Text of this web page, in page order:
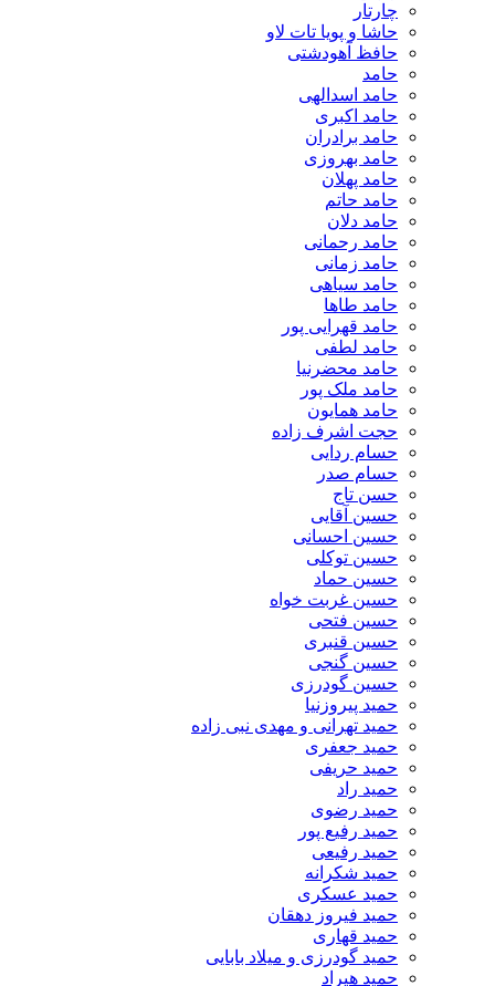
حاشا و پویا تات لاو
حافظ آهودشتی
حامد اسدالهی
حامد اکبری
حامد برادران
حامد بهروزی
حامد پهلان
حامد حاتم
حامد دلان
حامد رحمانی
حامد زمانی
حامد سیاهی
حامد طاها
حامد قهرایی پور
حامد لطفی
حامد محضرنیا
حامد ملک پور
حامد همایون
حجت اشرف زاده
حسام ردایی
حسام صدر
حسن تاج
حسین آقایی
حسین احسانی
حسین توکلی
حسین حماد
حسین غربت خواه
حسین فتحی
حسین قنبری
حسین گنجی
حسین گودرزی
حمید پیروزنیا
حمید تهرانی و مهدی نبی زاده
حمید جعفری
حمید حریفی
حمید راد
حمید رضوی
حمید رفیع پور
حمید رفیعی
حمید شکرانه
حمید عسکری
حمید فیروز دهقان
حمید قهاری
حمید گودرزی و میلاد بابایی
حمید هیراد